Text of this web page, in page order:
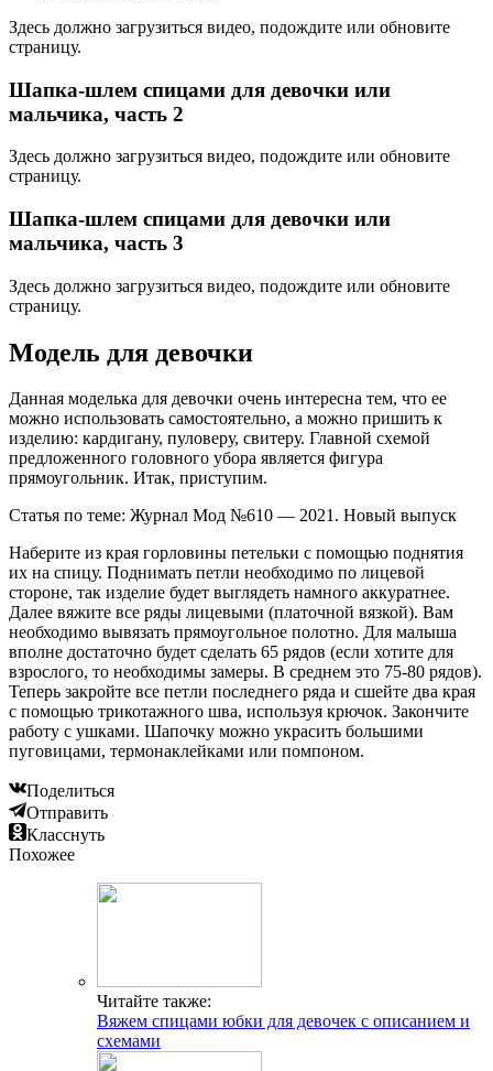
Здесь должно загрузиться видео, подождите или обновите
страницу.
Шапка-шлем спицами для девочки или
мальчика, часть 2
Здесь должно загрузиться видео, подождите или обновите
страницу.
Шапка-шлем спицами для девочки или
мальчика, часть 3
Здесь должно загрузиться видео, подождите или обновите
страницу.
Модель для девочки
Данная моделька для девочки очень интересна тем, что ее
можно использовать самостоятельно, а можно пришить к
изделию: кардигану, пуловеру, свитеру. Главной схемой
предложенного головного убора является фигура
прямоугольник. Итак, приступим.
Статья по теме: Журнал Мод №610 — 2021. Новый выпуск
Наберите из края горловины петельки с помощью поднятия
их на спицу. Поднимать петли необходимо по лицевой
стороне, так изделие будет выглядеть намного аккуратнее.
Далее вяжите все ряды лицевыми (платочной вязкой). Вам
необходимо вывязать прямоугольное полотно. Для малыша
вполне достаточно будет сделать 65 рядов (если хотите для
взрослого, то необходимы замеры. В среднем это 75-80 рядов).
Теперь закройте все петли последнего ряда и сшейте два края
с помощью трикотажного шва, используя крючок. Закончите
работу с ушками. Шапочку можно украсить большими
пуговицами, термонаклейками или помпоном.
Поделиться
Отправить
Класснуть
Похожее
Читайте также:
Вяжем спицами юбки для девочек с описанием и
схемами